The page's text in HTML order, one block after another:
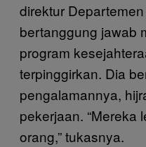
direktur
bertanggung jawab
program
terpinggirkan. Dia
pengalamannya,
pekerjaan. “Mereka
orang,” tukasnya.